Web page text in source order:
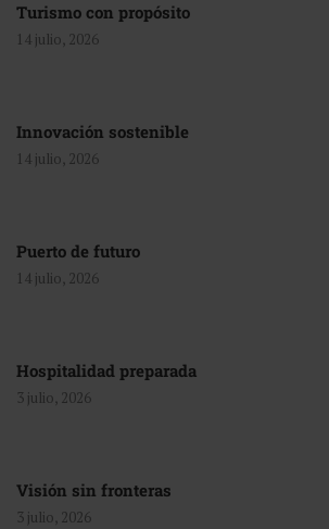
Turismo con propósito
14 julio, 2026
Innovación sostenible
14 julio, 2026
Puerto de futuro
14 julio, 2026
Hospitalidad preparada
3 julio, 2026
Visión sin fronteras
3 julio, 2026